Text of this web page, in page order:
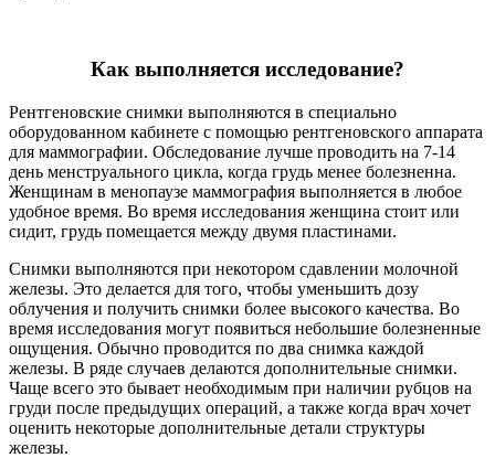
Как выполняется исследование?
Рентгеновские снимки выполняются в специально
оборудованном кабинете с помощью рентгеновского аппарата
для маммографии. Обследование лучше проводить на 7-14
день менструального цикла, когда грудь менее болезненна.
Женщинам в менопаузе маммография выполняется в любое
удобное время. Во время исследования женщина стоит или
сидит, грудь помещается между двумя пластинами.
Снимки выполняются при некотором сдавлении молочной
железы. Это делается для того, чтобы уменьшить дозу
облучения и получить снимки более высокого качества. Во
время исследования могут появиться небольшие болезненные
ощущения. Обычно проводится по два снимка каждой
железы. В ряде случаев делаются дополнительные снимки.
Чаще всего это бывает необходимым при наличии рубцов на
груди после предыдущих операций, а также когда врач хочет
оценить некоторые дополнительные детали структуры
железы.